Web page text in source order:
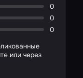
0
0
0
или через